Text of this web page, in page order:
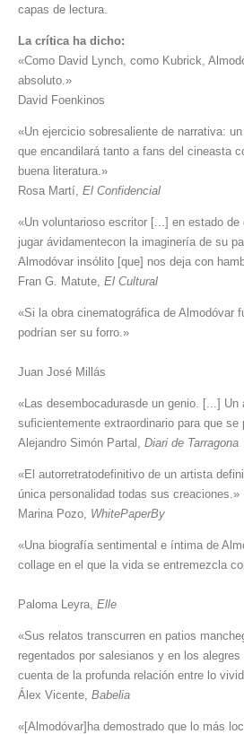
capas de lectura.
La crítica ha dicho:
«Como David Lynch, como Kubrick,
absoluto.»
David Foenkinos
«Un ejercicio sobresaliente de narrativa:
que encandilará tanto a fans del cineasta
buena literatura.»
Rosa Martí, El Confidencial
«Un voluntarioso escritor [...] en estado
jugar ávidamentecon la imaginería de su
Almodóvar insólito [que] nos deja con
Fran G. Matute, El Cultural
«Si la obra cinematográfica de Almodóvar
podrían ser su forro.»
Juan José Millás
«Las desembocadurasde un genio. [...] Un
suficientemente extraordinario para que se
Alejandro Simón Partal,
Diari de Tarragona
«El autorretratodefinitivo de un artista
única personalidad todas sus creaciones.»
Marina Pozo, WhitePaperBy
«Una biografía sentimental e íntima de
collage en el que la vida se entremezcla
Paloma Leyra, Elle
«Sus relatos transcurren en patios
regentados por salesianos y en los
cuenta de la profunda relación entre lo
Álex Vicente, Babelia
«[Almodóvar]ha demostrado que lo más